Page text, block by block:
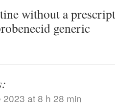
without a
generic
at 8 h 28 min